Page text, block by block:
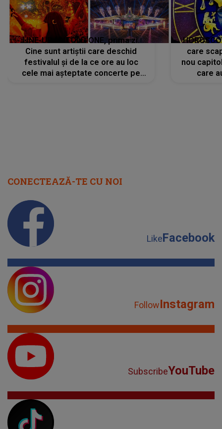
LINE-UP UNTOLD ONE, prima zi.
Cine sunt artiștii care deschid
festivalul și de la ce ore au loc
cele mai așteptate concerte pe
care
nou
care
CONECTEAZĂ-TE CU NOI
LikeFacebook
FollowInstagram
SubscribeYouTube